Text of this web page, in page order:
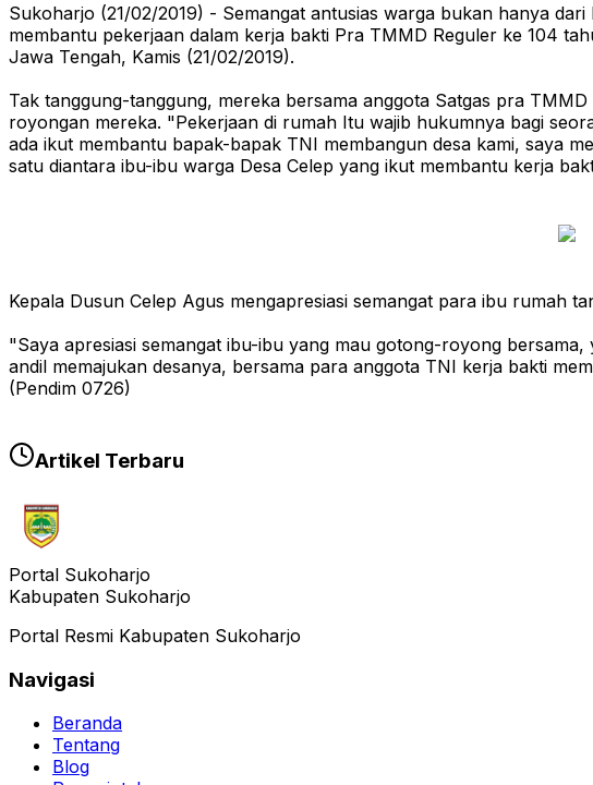
Sukoharjo (21/02/2019) - Semangat antusias warga bukan hanya
membantu pekerjaan dalam kerja bakti Pra TMMD Reguler ke 104
Jawa Tengah, Kamis (21/02/2019).
Tak tanggung-tanggung, mereka bersama anggota Satgas pra
royongan mereka. "Pekerjaan di rumah Itu wajib hukumnya bagi
ada ikut membantu bapak-bapak TNI membangun desa kami, saya
satu diantara ibu-ibu warga Desa Celep yang ikut membantu kerja
Kepala Dusun Celep Agus mengapresiasi semangat para ibu rumah
"Saya apresiasi semangat ibu-ibu yang mau gotong-royong
andil memajukan desanya, bersama para anggota TNI kerja bakti
(Pendim 0726)
Artikel Terbaru
Portal Sukoharjo
Kabupaten Sukoharjo
Portal Resmi Kabupaten Sukoharjo
Navigasi
Beranda
Tentang
Blog